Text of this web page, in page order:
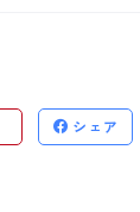
シェア